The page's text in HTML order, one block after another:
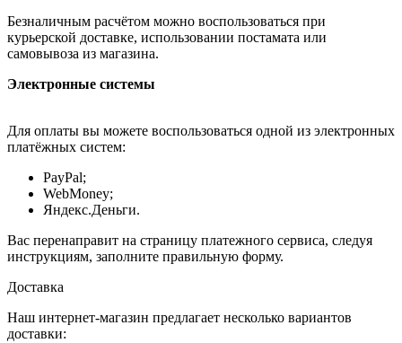
Безналичным расчётом можно воспользоваться при
курьерской доставке, использовании постамата или
самовывоза из магазина.
Электронные системы
Для оплаты вы можете воспользоваться одной из электронных
платёжных систем:
PayPal;
WebMoney;
Яндекс.Деньги.
Вас перенаправит на страницу платежного сервиса, следуя
инструкциям, заполните правильную форму.
Доставка
Наш интернет-магазин предлагает несколько вариантов
доставки: